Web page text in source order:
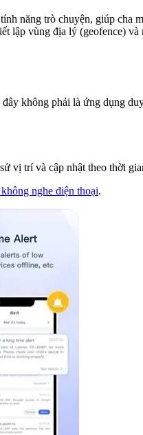
năng trò chuyện, giúp cha
lập vùng địa lý (geofence)
không phải là ứng dụng
vị trí và cập nhật theo thời
nghe điện thoại.